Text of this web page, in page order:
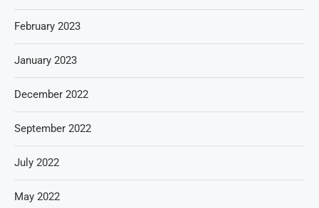
February 2023
January 2023
December 2022
September 2022
July 2022
May 2022